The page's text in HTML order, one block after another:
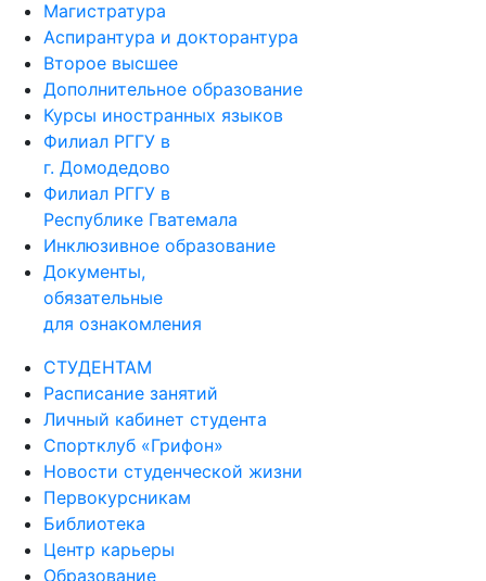
Магистратура
Аспирантура и докторантура
Второе высшее
Дополнительное образование
Курсы иностранных языков
Филиал РГГУ в
г. Домодедово
Филиал РГГУ в
Республике Гватемала
Инклюзивное образование
Документы,
обязательные
для ознакомления
СТУДЕНТАМ
Расписание занятий
Личный кабинет студента
Спортклуб «Грифон»
Новости студенческой жизни
Первокурсникам
Библиотека
Центр карьеры
Образование